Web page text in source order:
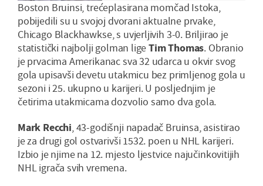
Boston Bruinsi, trećeplasirana momčad Istoka,
pobijedili su u svojoj dvorani aktualne prvake,
Chicago Blackhawkse, s uvjerljivih 3-0. Briljirao je
statistički najbolji golman ligeTim Thomas. Obranio
je prvacima Amerikanac sva 32 udarca u okvir svog
gola upisavši devetu utakmicu bez primljenog gola u
sezoni i 25. ukupno u karijeri. U posljednjim je
četirima utakmicama dozvolio samo dva gola.
Mark Recchi, 43-godišnji napadač Bruinsa, asistirao
je za drugi gol ostvarivši 1532. poen u NHL karijeri.
Izbio je njime na 12. mjesto ljestvice najučinkovitijih
NHL igrača svih vremena.